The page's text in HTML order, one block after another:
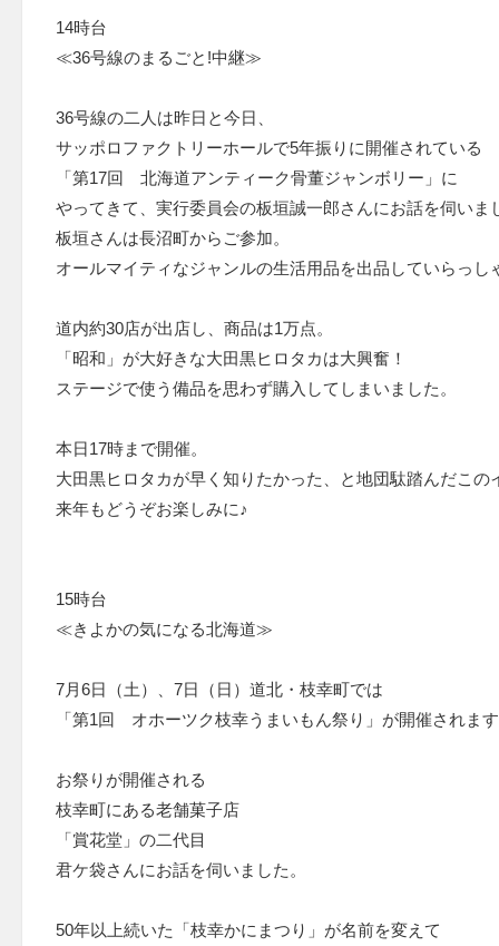
14時台
≪36号線のまるごと!中継≫
36号線の二人は昨日と今日、
サッポロファクトリーホールで5年振りに開催されている
「第17回 北海道アンティーク骨董ジャンボリー」に
やってきて、実行委員会の板垣誠一郎さんにお話を伺いま
板垣さんは長沼町からご参加。
オールマイティなジャンルの生活用品を出品していらっし
道内約30店が出店し、商品は1万点。
「昭和」が大好きな大田黒ヒロタカは大興奮！
ステージで使う備品を思わず購入してしまいました。
本日17時まで開催。
大田黒ヒロタカが早く知りたかった、と地団駄踏んだこの
来年もどうぞお楽しみに♪
15時台
≪きよかの気になる北海道≫
7月6日（土）、7日（日）道北・枝幸町では
「第1回 オホーツク枝幸うまいもん祭り」が開催されま
お祭りが開催される
枝幸町にある老舗菓子店
「賞花堂」の二代目
君ケ袋さんにお話を伺いました。
50年以上続いた「枝幸かにまつり」が名前を変えて